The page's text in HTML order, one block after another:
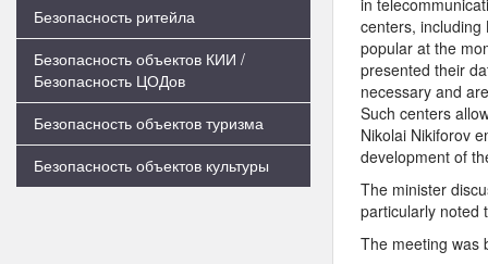
Безопасность ритейла
Безопасность объектов КИИ /
Безопасность ЦОДов
Безопасность объектов туризма
Безопасность объектов культуры
in
centers, including
popular at the
presented their
necessary and
Such centers
Nikolai Nikiforov
development of
The minister
particularly noted
The meeting was